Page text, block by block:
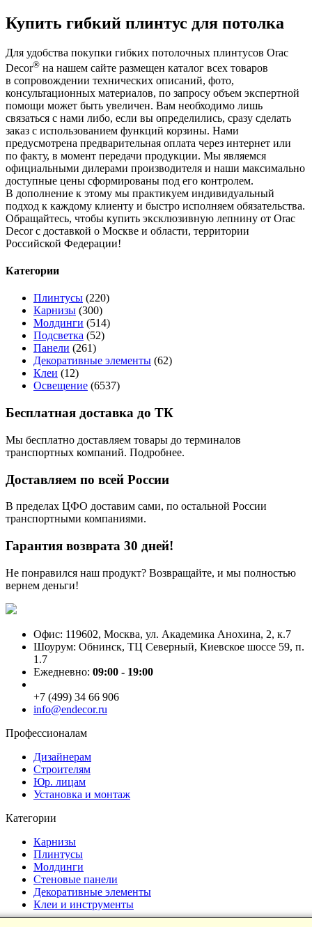
Купить гибкий плинтус для потолка
Для удобства покупки гибких потолочных плинтусов Orac
Decor® на нашем сайте размещен каталог всех товаров
в сопровождении технических описаний, фото,
консультационных материалов, по запросу объем экспертной
помощи может быть увеличен. Вам необходимо лишь
связаться с нами либо, если вы определились, сразу сделать
заказ с использованием функций корзины. Нами
предусмотрена предварительная оплата через интернет или
по факту, в момент передачи продукции. Мы являемся
официальными дилерами производителя и наши максимально
доступные цены сформированы под его контролем.
В дополнение к этому мы практикуем индивидуальный
подход к каждому клиенту и быстро исполняем обязательства.
Обращайтесь, чтобы купить эксклюзивную лепнину от Orac
Decor с доставкой о Москве и области, территории
Российской Федерации!
Категории
Плинтусы (220)
Карнизы (300)
Молдинги (514)
Подсветка (52)
Панели (261)
Декоративные элементы (62)
Клеи (12)
Освещение (6537)
Бесплатная доставка до ТК
Мы бесплатно доставляем товары до терминалов
транспортных компаний. Подробнее.
Доставляем по всей России
В пределах ЦФО доставим сами, по остальной России
транспортными компаниями.
Гарантия возврата 30 дней!
Не понравился наш продукт? Возвращайте, и мы полностью
вернем деньги!
Офис: 119602, Москва, ул. Академика Анохина, 2, к.7
Шоурум: Обнинск, ТЦ Северный, Киевское шоссе 59, п.
1.7
Ежедневно: 09:00 - 19:00
+7 (499) 34 66 906
info@endecor.ru
Профессионалам
Дизайнерам
Строителям
Юр. лицам
Установка и монтаж
Категории
Карнизы
Плинтусы
Молдинги
Стеновые панели
Декоративные элементы
Клеи и инструменты